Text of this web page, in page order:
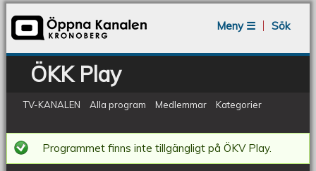
Meny ☰
Sök
ÖKK Play
TV-KANALEN Alla program Medlemmar Kategorier
LokalTV
Väst,
Programmet finns inte tillgängligt på ÖKV Play.